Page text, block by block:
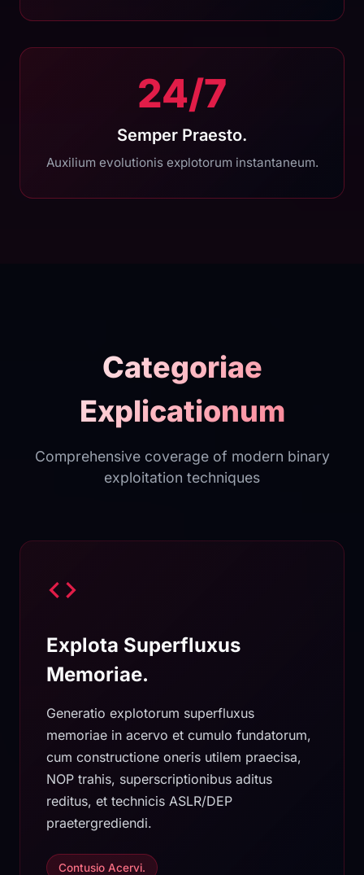
24/7
Semper Praesto.
Auxilium evolutionis explotorum instantaneum.
Categoriae
Explicationum
Comprehensive coverage of modern binary
exploitation techniques
Explota Superfluxus
Memoriae.
Generatio explotorum superfluxus
memoriae in acervo et cumulo fundatorum,
cum constructione oneris utilem praecisa,
NOP trahis, superscriptionibus aditus
reditus, et technicis ASLR/DEP
praetergrediendi.
Contusio Acervi.